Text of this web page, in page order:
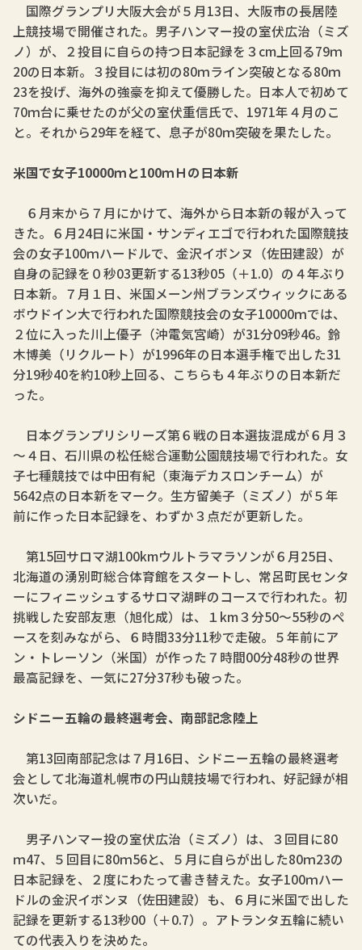
国際グランプリ大阪大会が５月13日、大阪市の長居陸
上競技場で開催された。男子ハンマー投の室伏広治（ミズ
ノ）が、２投目に自らの持つ日本記録を３cm上回る79ｍ
20の日本新。３投目には初の80ｍライン突破となる80ｍ
23を投げ、海外の強豪を抑えて優勝した。日本人で初めて
70ｍ台に乗せたのが父の室伏重信氏で、1971年４月のこ
と。それから29年を経て、息子が80ｍ突破を果たした。
米国で女子10000ｍと100ｍＨの日本新
６月末から７月にかけて、海外から日本新の報が入って
きた。６月24日に米国・サンディエゴで行われた国際競技
会の女子100ｍハードルで、金沢イボンヌ（佐田建設）が
自身の記録を０秒03更新する13秒05（＋1.0）の４年ぶり
日本新。７月１日、米国メーン州ブランズウィックにある
ボウドイン大で行われた国際競技会の女子10000ｍでは、
２位に入った川上優子（沖電気宮崎）が31分09秒46。鈴
木博美（リクルート）が1996年の日本選手権で出した31
分19秒40を約10秒上回る、こちらも４年ぶりの日本新だ
った。
日本グランプリシリーズ第６戦の日本選抜混成が６月３
～４日、石川県の松任総合運動公園競技場で行われた。女
子七種競技では中田有紀（東海デカスロンチーム）が
5642点の日本新をマーク。生方留美子（ミズノ）が５年
前に作った日本記録を、わずか３点だが更新した。
第15回サロマ湖100kmウルトラマラソンが６月25日、
北海道の湧別町総合体育館をスタートし、常呂町民センタ
ーにフィニッシュするサロマ湖畔のコースで行われた。初
挑戦した安部友恵（旭化成）は、１km３分50～55秒のペ
ースを刻みながら、６時間33分11秒で走破。５年前にア
ン・トレーソン（米国）が作った７時間00分48秒の世界
最高記録を、一気に27分37秒も破った。
シドニー五輪の最終選考会、南部記念陸上
第13回南部記念は７月16日、シドニー五輪の最終選考
会として北海道札幌市の円山競技場で行われ、好記録が相
次いだ。
男子ハンマー投の室伏広治（ミズノ）は、３回目に80
ｍ47、５回目に80ｍ56と、５月に自らが出した80ｍ23の
日本記録を、２度にわたって書き替えた。女子100ｍハー
ドルの金沢イボンヌ（佐田建設）も、６月に米国で出した
記録を更新する13秒00（＋0.7）。アトランタ五輪に続い
ての代表入りを決めた。